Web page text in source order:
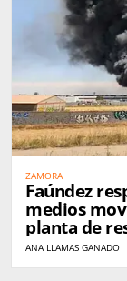
ZAMORA
Faúndez
medios
planta de
ANA LLAMAS GANADO